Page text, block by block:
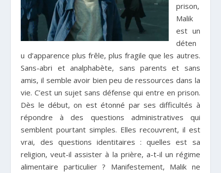
prison,
Malik
est un
déten
u d’apparence plus frêle, plus fragile que les autres.
Sans-abri et analphabète, sans parents et sans
amis, il semble avoir bien peu de ressources dans la
vie. C’est un sujet sans défense qui entre en prison.
Dès le début, on est étonné par ses difficultés à
répondre à des questions administratives qui
semblent pourtant simples. Elles recouvrent, il est
vrai, des questions identitaires : quelles est sa
religion, veut-il assister à la prière, a-t-il un régime
alimentaire particulier ? Manifestement, Malik ne